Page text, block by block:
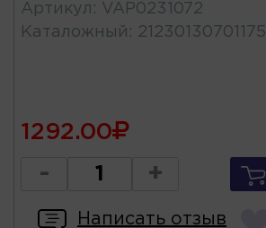
Артикул : VAP0231072
Каталожный : 21230130701175
1292.00
- +
Написать отзыв